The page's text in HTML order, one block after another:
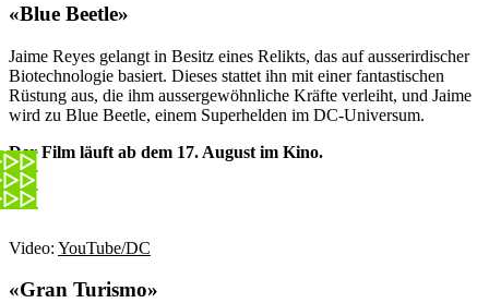
«Blue Beetle»
Jaime Reyes gelangt in Besitz eines Relikts, das auf ausserirdischer
Biotechnologie basiert. Dieses stattet ihn mit einer fantastischen
Rüstung aus, die ihm aussergewöhnliche Kräfte verleiht, und Jaime
wird zu Blue Beetle, einem Superhelden im DC-Universum.
Der Film läuft ab dem 17. August im Kino.
Video: YouTube/DC
«Gran Turismo»